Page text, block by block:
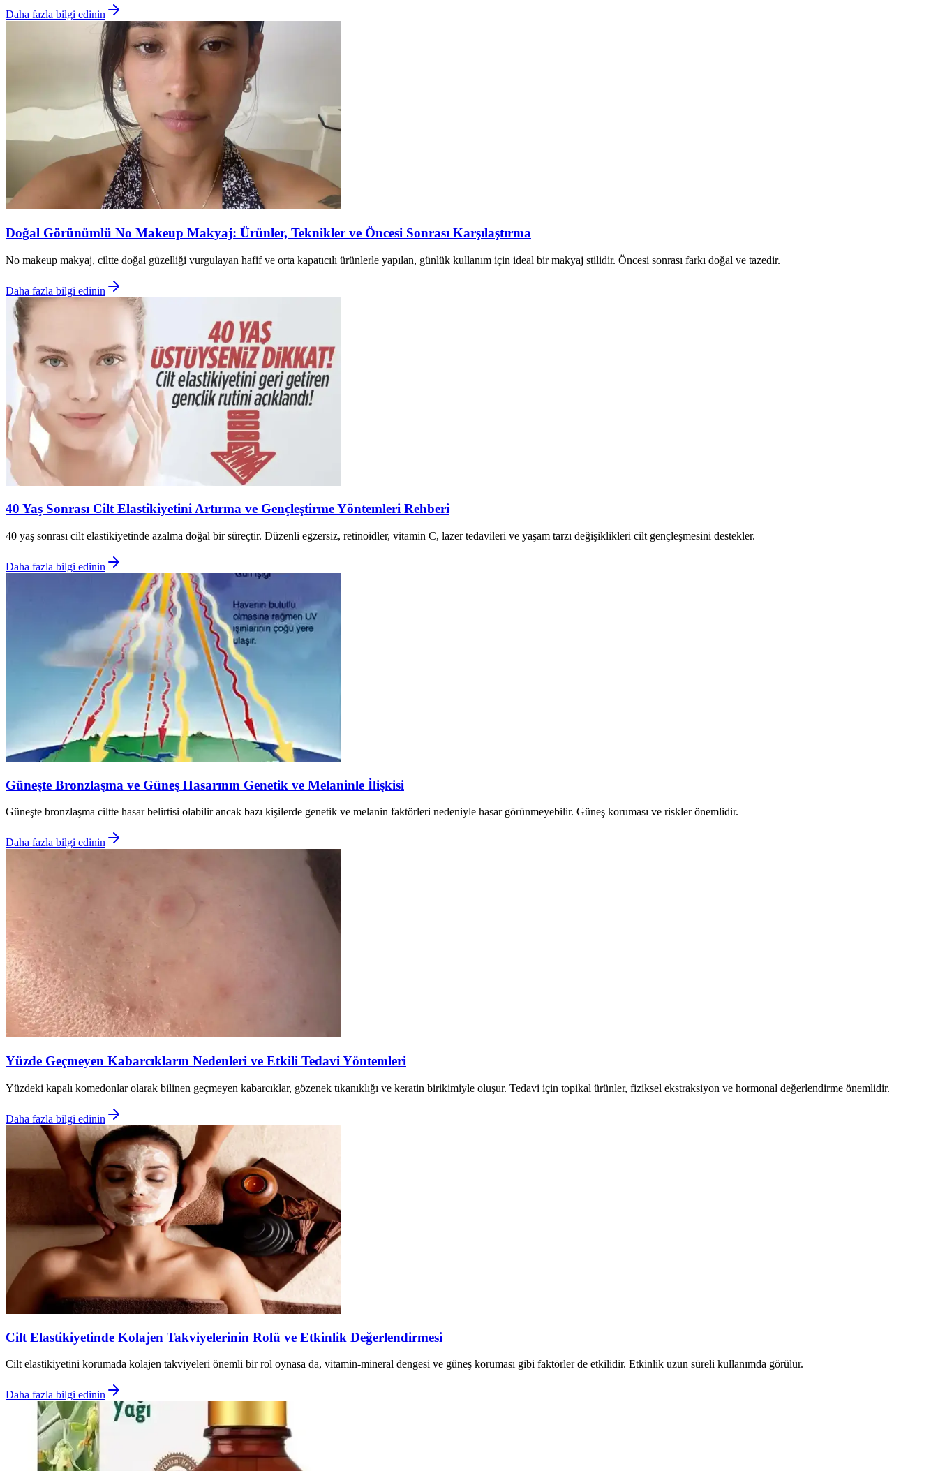
Daha fazla bilgi edinin
Doğal Görünümlü No Makeup Makyaj: Ürünler, Teknikler ve Öncesi Sonrası Karşılaştırma
No makeup makyaj, ciltte doğal güzelliği vurgulayan hafif ve orta kapatıcılı ürünlerle yapılan, günlük kullanım için ideal bir makyaj stilidir. Öncesi sonrası farkı doğal ve tazedir.
Daha fazla bilgi edinin
40 Yaş Sonrası Cilt Elastikiyetini Artırma ve Gençleştirme Yöntemleri Rehberi
40 yaş sonrası cilt elastikiyetinde azalma doğal bir süreçtir. Düzenli egzersiz, retinoidler, vitamin C, lazer tedavileri ve yaşam tarzı değişiklikleri cilt gençleşmesini destekler.
Daha fazla bilgi edinin
Güneşte Bronzlaşma ve Güneş Hasarının Genetik ve Melaninle İlişkisi
Güneşte bronzlaşma ciltte hasar belirtisi olabilir ancak bazı kişilerde genetik ve melanin faktörleri nedeniyle hasar görünmeyebilir. Güneş koruması ve riskler önemlidir.
Daha fazla bilgi edinin
Yüzde Geçmeyen Kabarcıkların Nedenleri ve Etkili Tedavi Yöntemleri
Yüzdeki kapalı komedonlar olarak bilinen geçmeyen kabarcıklar, gözenek tıkanıklığı ve keratin birikimiyle oluşur. Tedavi için topikal ürünler, fiziksel ekstraksiyon ve hormonal değerlendirme önemlidir.
Daha fazla bilgi edinin
Cilt Elastikiyetinde Kolajen Takviyelerinin Rolü ve Etkinlik Değerlendirmesi
Cilt elastikiyetini korumada kolajen takviyeleri önemli bir rol oynasa da, vitamin-mineral dengesi ve güneş koruması gibi faktörler de etkilidir. Etkinlik uzun süreli kullanımda görülür.
Daha fazla bilgi edinin